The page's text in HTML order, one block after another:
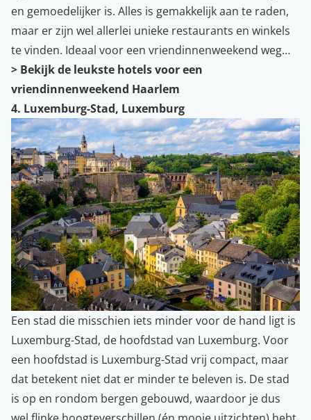
en gemoedelijker is. Alles is gemakkelijk aan te raden,
maar er zijn wel allerlei unieke restaurants en winkels
te vinden. Ideaal voor een vriendinnenweekend weg…
> Bekijk de leukste hotels voor een
vriendinnenweekend Haarlem
4. Luxemburg-Stad, Luxemburg
Een stad die misschien iets minder voor de hand ligt is
Luxemburg-Stad, de hoofdstad van Luxemburg. Voor
een hoofdstad is Luxemburg-Stad vrij compact, maar
dat betekent niet dat er minder te beleven is. De stad
is op en rondom bergen gebouwd, waardoor je dus